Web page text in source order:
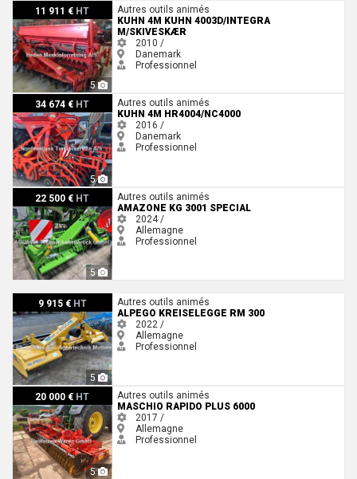
11 911 € HT
5
Kuhn 4m Kuhn 4003D/Integra m/skiveskær
Autres outils animés
KUHN 4M KUHN 4003D/INTEGRA
M/SKIVESKÆR
2010 /
Danemark
Professionnel
34 674 € HT
5
Kuhn 4m HR4004/NC4000Autres outils animés
KUHN 4M HR4004/NC4000
2016 /
Danemark
Professionnel
22 500 € HT
5
Amazone KG 3001 SPECIALAutres outils animés
AMAZONE KG 3001 SPECIAL
2024 /
Allemagne
Professionnel
9 915 € HT
5
Alpego Kreiselegge RM 300Autres outils animés
ALPEGO KREISELEGGE RM 300
2022 /
Allemagne
Professionnel
20 000 € HT
5
Maschio Rapido Plus 6000Autres outils animés
MASCHIO RAPIDO PLUS 6000
2017 /
Allemagne
Professionnel